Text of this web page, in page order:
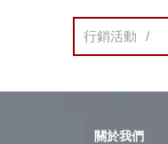
行銷活動
關於我們